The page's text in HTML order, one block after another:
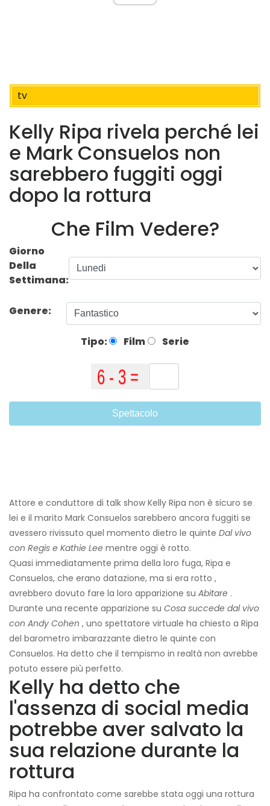
tv
Kelly Ripa rivela perché lei
e Mark Consuelos non
sarebbero fuggiti oggi
dopo la rottura
Che Film Vedere?
Giorno
Della
Settimana:
Genere:
Tipo: Film Serie
Spettacolo
Attore e conduttore di talk show Kelly Ripa non è sicuro se
lei e il marito Mark Consuelos sarebbero ancora fuggiti se
avessero rivissuto quel momento dietro le quinte Dal vivo
con Regis e Kathie Lee mentre oggi è rotto.
Quasi immediatamente prima della loro fuga, Ripa e
Consuelos, che erano datazione, ma si era rotto ,
avrebbero dovuto fare la loro apparizione su Abitare .
Durante una recente apparizione su Cosa succede dal vivo
con Andy Cohen , uno spettatore virtuale ha chiesto a Ripa
del barometro imbarazzante dietro le quinte con
Consuelos. Ha detto che il tempismo in realtà non avrebbe
potuto essere più perfetto.
Kelly ha detto che
l'assenza di social media
potrebbe aver salvato la
sua relazione durante la
rottura
Ripa ha confrontato come sarebbe stata oggi una rottura